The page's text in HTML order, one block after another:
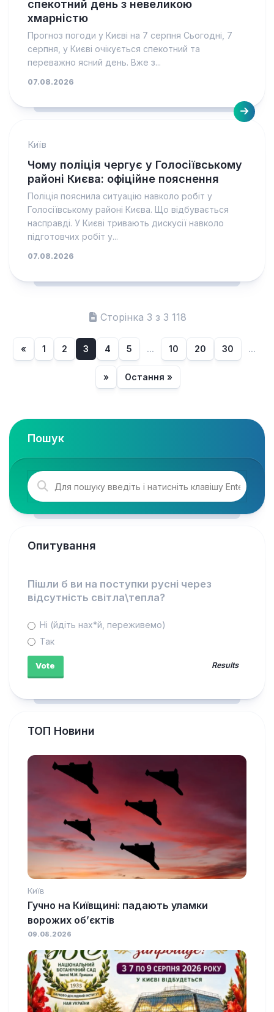
спекотний день з невеликою
хмарністю
Прогноз погоди у Києві на 7 серпня Сьогодні, 7
серпня, у Києві очікується спекотний та
переважно ясний день. Вже з...
07.08.2026
Київ
Чому поліція чергує у Голосіївському
районі Києва: офіційне пояснення
Поліція пояснила ситуацію навколо робіт у
Голосіївському районі Києва. Що відбувається
насправді. У Києві тривають дискусії навколо
підготовчих робіт у...
07.08.2026
Сторінка 3 з 3 118
« 1 2 3 4 5 ... 10 20 30 ...
» Остання »
Пошук
Опитування
Пішли б ви на поступки русні через
відсутність світла\тепла?
Ні (йдіть нах*й, переживемо)
Так
Results
ТОП Новини
Київ
Гучно на Київщині: падають уламки
ворожих об’єктів
09.08.2026